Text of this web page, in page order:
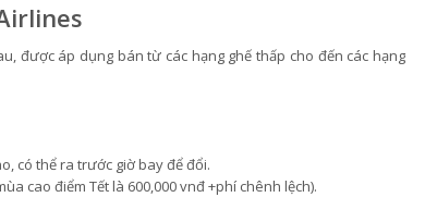
được áp dụng bán từ các hạng ghế thấp cho đến các hạng
có thể ra trước giờ bay để đổi.
cao điểm Tết là 600,000 vnđ +phí chênh lệch).